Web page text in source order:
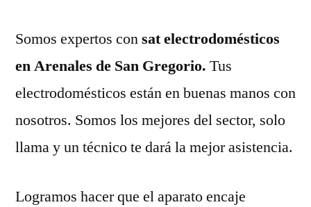
Somos expertos consat electrodomésticos
en Arenales de San Gregorio. Tus
electrodomésticos están en buenas manos con
nosotros. Somos los mejores del sector, solo
llama y un técnico te dará la mejor asistencia.
Logramos hacer que el aparato encaje